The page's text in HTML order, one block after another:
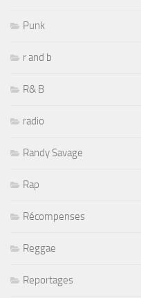
Punk
r and b
R& B
radio
Randy Savage
Rap
Récompenses
Reggae
Reportages